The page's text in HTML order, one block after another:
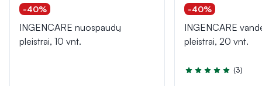
-40%
INGENCARE nuospaudų
pleistrai, 10 vnt.
-40%
INGENCARE
pleistrai, 20 vnt.
Įvertinimas 5.0 iš 5
(3)